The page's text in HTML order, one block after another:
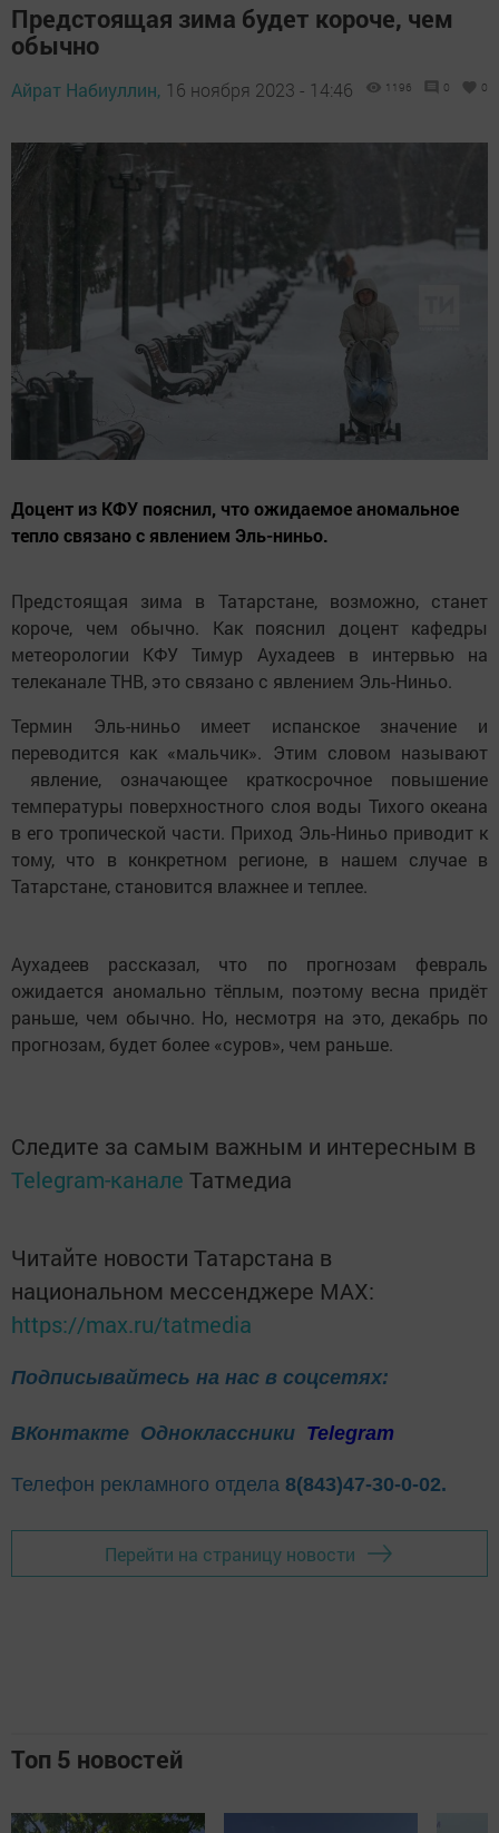
Предстоящая зима будет короче, чем
обычно
Айрат Набиуллин, 16 ноября 2023 - 14:46 1196 0 0
Доцент из КФУ пояснил, что ожидаемое аномальное
тепло связано с явлением Эль-ниньо.
Предстоящая зима в Татарстане, возможно, станет
короче, чем обычно. Как пояснил доцент кафедры
метеорологии КФУ Тимур Аухадеев в интервью на
телеканале ТНВ, это связано с явлением Эль-Ниньо.
Термин Эль-ниньо имеет испанское значение и
переводится как «мальчик». Этим словом называют
явление, означающее краткосрочное повышение
температуры поверхностного слоя воды Тихого океана
в его тропической части. Приход Эль-Ниньо приводит к
тому, что в конкретном регионе, в нашем случае в
Татарстане, становится влажнее и теплее.
Аухадеев рассказал, что по прогнозам февраль
ожидается аномально тёплым, поэтому весна придёт
раньше, чем обычно. Но, несмотря на это, декабрь по
прогнозам, будет более «суров», чем раньше.
Следите за самым важным и интересным в
Telegram-канале Татмедиа
Читайте новости Татарстана в
национальном мессенджере MАХ:
https://max.ru/tatmedia
Подписывайтесь на нас в соцсетях:
ВКонтакте Одноклассники Telegram
Телефон рекламного отдела 8(843)47-30-0-02.
Перейти на страницу новости
Топ 5 новостей